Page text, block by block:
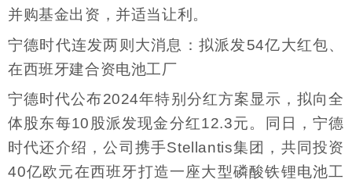
并购基金出资，并适当让利。
宁德时代连发两则大消息：拟派发54亿大红包、
在西班牙建合资电池工厂
宁德时代公布2024年特别分红方案显示，拟向全
体股东每10股派发现金分红12.3元。同日，宁德
时代还介绍，公司携手Stellantis集团，共同投资
40亿欧元在西班牙打造一座大型磷酸铁锂电池工